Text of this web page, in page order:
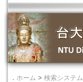
． ホーム > 検索システム